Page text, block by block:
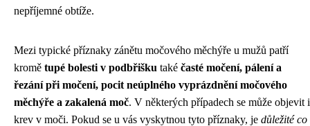
nepříjemné obtíže.
Mezi typické příznaky zánětu močového měchýře u mužů patří
kromě tupé bolesti v podbřišku také časté močení, pálení a
řezání při močení, pocit neúplného vyprázdnění močového
měchýře a zakalená moč. V některých případech se může objevit i
krev v moči. Pokud se u vás vyskytnou tyto příznaky, je důležité co